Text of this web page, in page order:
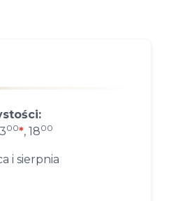
00*, 1800
i sierpnia